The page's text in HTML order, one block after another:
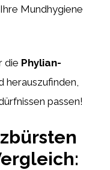
Mundhygiene
die Phylian-
herauszufinden,
passen!